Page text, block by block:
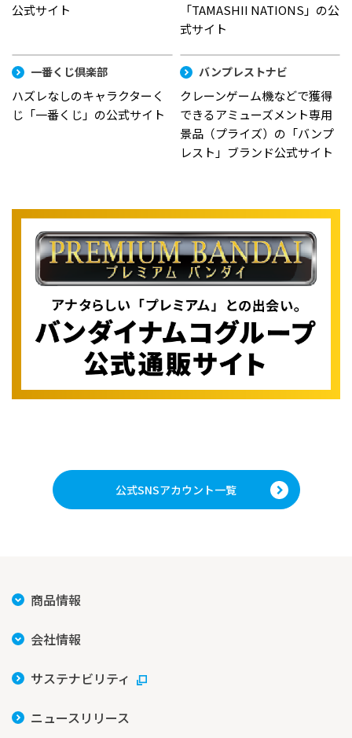
公式サイト
「TAMASHII NATIONS」の公
式サイト
一番くじ倶楽部
ハズレなしのキャラクターく
じ「一番くじ」の公式サイト
バンプレストナビ
クレーンゲーム機などで獲得
できるアミューズメント専用
景品（プライズ）の「バンプ
レスト」ブランド公式サイト
公式SNSアカウント一覧
商品情報
会社情報
サステナビリティ
ニュースリリース